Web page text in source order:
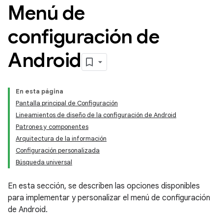
Menú de
configuración de
Android
En esta página
Pantalla principal de Configuración
Lineamientos de diseño de la configuración de Android
Patrones y componentes
Arquitectura de la información
Configuración personalizada
Búsqueda universal
En esta sección, se describen las opciones disponibles
para implementar y personalizar el menú de configuración
de Android.